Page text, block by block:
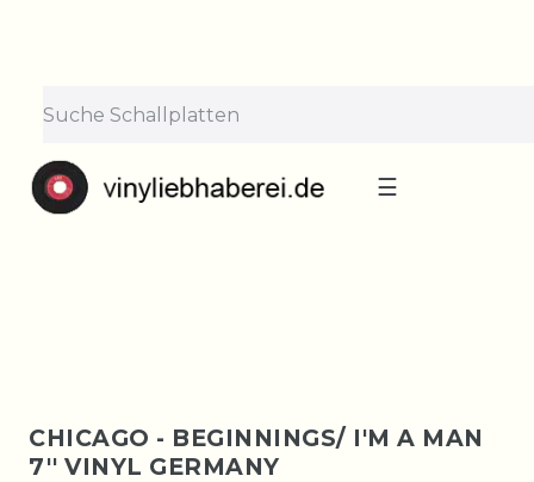
Bestellungen nehmen wir gerne entgegen —
der Versand startet wieder ab Montag, 31.
☰
CHICAGO - BEGINNINGS/ I'M A MAN
7'' VINYL GERMANY